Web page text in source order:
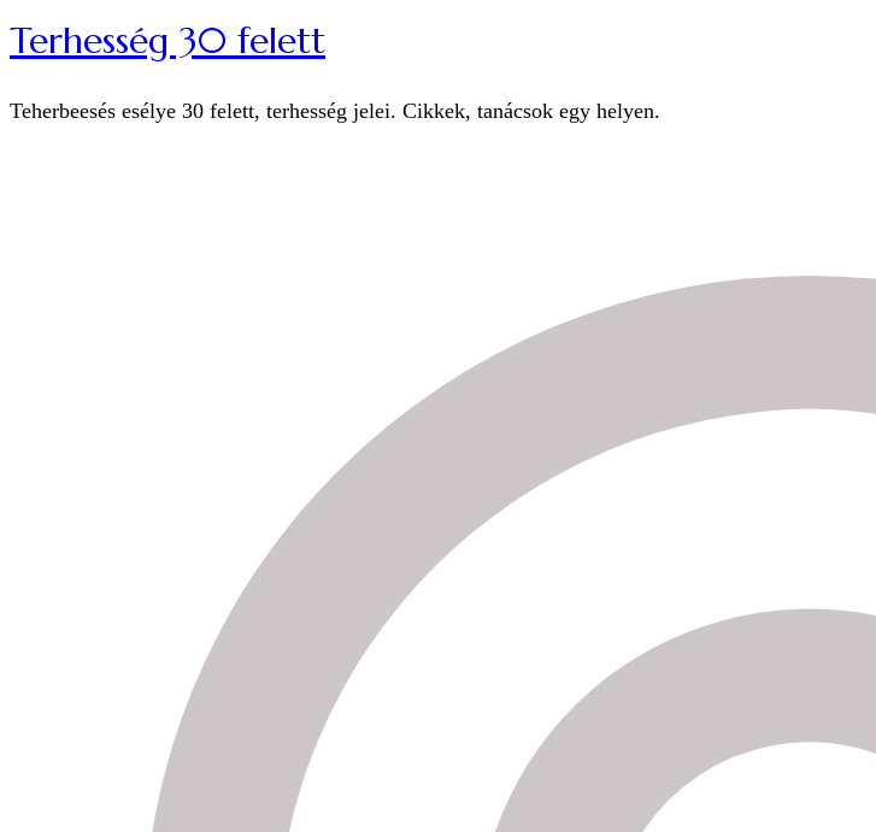
Terhesség 30 felett
Teherbeesés esélye 30 felett, terhesség jelei. Cikkek, tanácsok egy helyen.